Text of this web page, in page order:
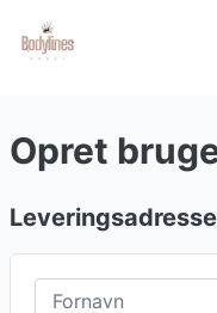
Opret
Fornavn